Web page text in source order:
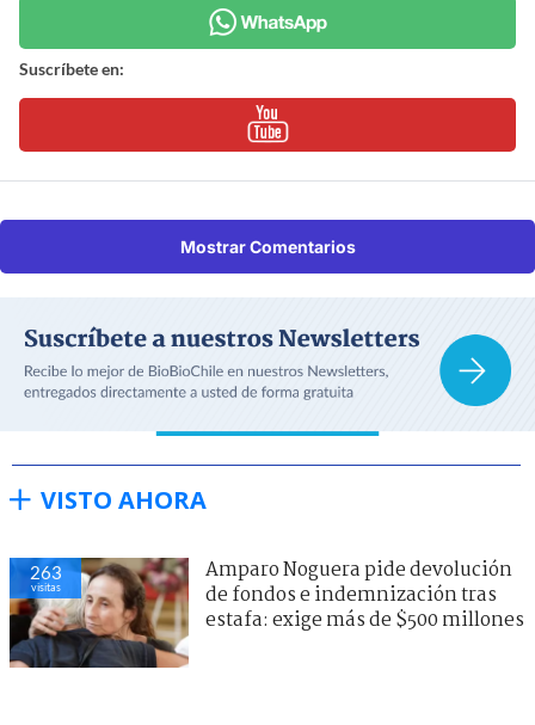
Suscríbete en:
Mostrar Comentarios
VISTO AHORA
263
visitas
Amparo Noguera pide devolución
de fondos e indemnización tras
estafa: exige más de $500 millones